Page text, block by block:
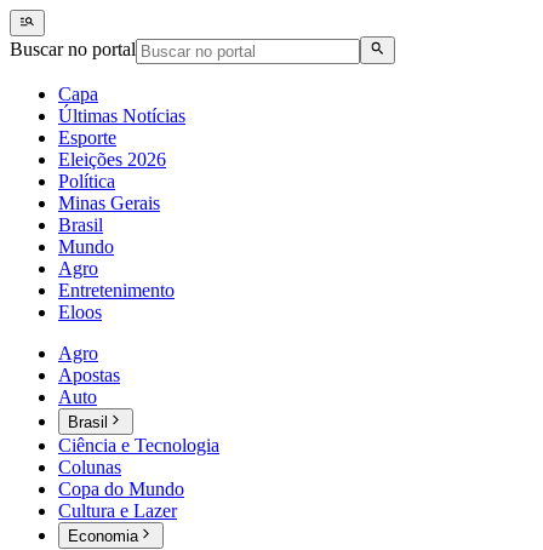
Buscar no portal
Capa
Últimas Notícias
Esporte
Eleições 2026
Política
Minas Gerais
Brasil
Mundo
Agro
Entretenimento
Eloos
Agro
Apostas
Auto
Brasil
Ciência e Tecnologia
Colunas
Copa do Mundo
Cultura e Lazer
Economia